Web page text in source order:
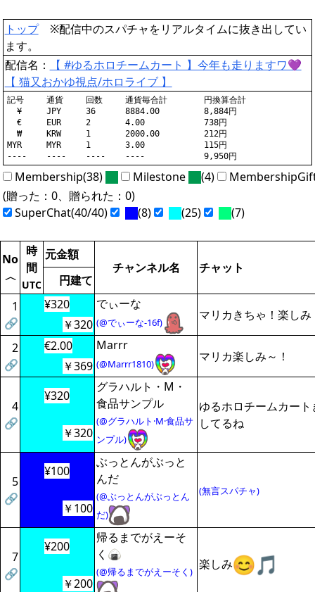
トップ※配信中のスパチャをリアルタイムに抜き出してい
ます。
配信名：
【 #ゆるホロチームカート 】今年も走りますワ💜
【 猫又おかゆ視点/ホロライブ 】
記号	通貨	回数	通貨毎合計	円換算合計
  ¥	JPY	36	8884.00		8,884円
  €	EUR	2	4.00		738円
  ₩	KRW	1	2000.00		212円
MYR	MYR	1	3.00		115円
Membership(38) Milestone (4)
(贈った：0、贈られた：0)
SuperChat(40/40)
(8) (25) (7)
No
〈
時
間
UTC
元金額
チャンネル名
チャット
円建て
1
🔗
¥320 でぃーな
(@でぃーな-16f)
マリカきちゃ！楽しみ
￥320
2
🔗
€2.00 Marrr
(@Marrr1810)
マリカ楽しみ～！
￥369
4
🔗
¥320
グラハルト・M・
食品サンプル
(@グラハルト·M·食品サ
ンプル)
ゆるホロチームカー
してるね
￥320
5
🔗
¥100
ぶっとんがぶっと
んだ
(@ぶっとんがぶっとん
だ)
(無言スパチャ)
￥100
7
🔗
¥200
帰るまでがえーそ
く🍙
(@帰るまでがえーそく) 楽しみ
￥200